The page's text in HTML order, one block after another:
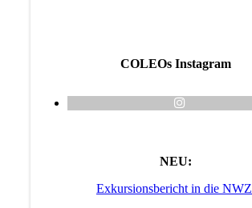
COLEOs Instagram
NEU:
Exkursionsbericht in die NWZ